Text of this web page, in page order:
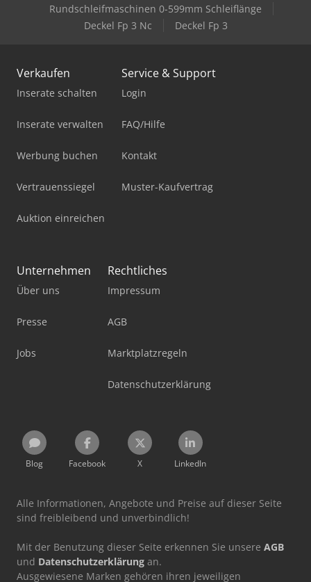
Rundschleifmaschinen 0-599mm Schleiflänge
Deckel Fp 3 Nc
Deckel Fp 3
Verkaufen
Inserate schalten
Inserate verwalten
Werbung buchen
Vertrauenssiegel
Auktion einreichen
Service & Support
Login
FAQ/Hilfe
Kontakt
Muster-Kaufvertrag
Unternehmen
Über uns
Presse
Jobs
Rechtliches
Impressum
AGB
Marktplatzregeln
Datenschutzerklärung
Blog Facebook X LinkedIn
Alle Informationen, Angebote und Preise auf dieser Seite
sind freibleibend und unverbindlich!
Mit der Benutzung dieser Seite erkennen Sie unsere AGB
und Datenschutzerklärung an.
Ausgewiesene Marken gehören ihren jeweiligen